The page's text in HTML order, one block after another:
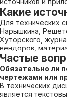
источников и
Какие
Для технических
Нарышкина,
Хуторского,
вендоров,
Частые
Обязательно ли
чертежами или
В технических
является